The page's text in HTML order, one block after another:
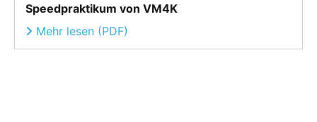
Speedpraktikum von VM4K
Mehr lesen (PDF)